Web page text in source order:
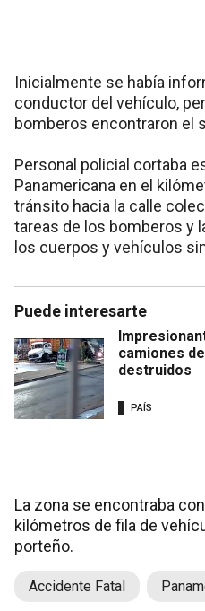
Inicialmente se había
conductor del vehículo,
bomberos encontraron el
Personal policial cortaba
Panamericana en el
tránsito hacia la calle
tareas de los bomberos y
los cuerpos y vehículos
Puede interesarte
camiones
destruidos
PAÍS
La zona se encontraba
kilómetros de fila de
porteño.
Accidente Fatal